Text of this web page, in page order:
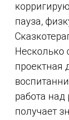
пауза,
Несколько
проектная
работа над
получает